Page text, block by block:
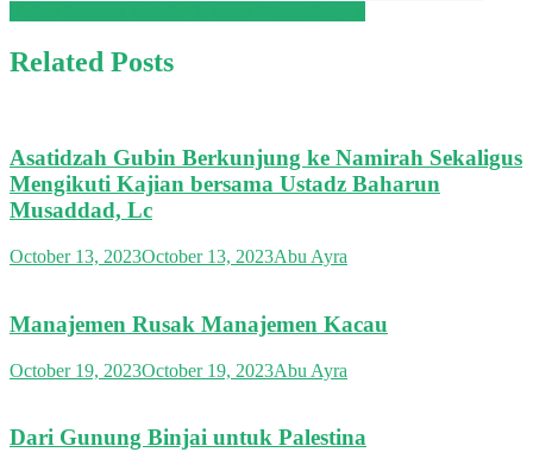
Related Posts
Asatidzah Gubin Berkunjung ke Namirah Sekaligus
Mengikuti Kajian bersama Ustadz Baharun
Musaddad, Lc
October 13, 2023October 13, 2023Abu Ayra
Manajemen Rusak Manajemen Kacau
October 19, 2023October 19, 2023Abu Ayra
Dari Gunung Binjai untuk Palestina